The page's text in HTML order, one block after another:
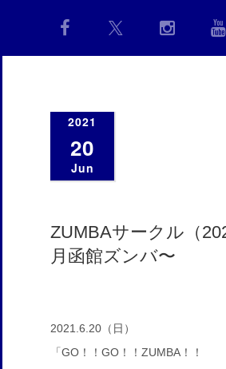
2021
20
Jun
ZUMBAサークル（
月函館ズンバ〜
2021.6.20（日）
「GO！！GO！！ZUMBA！！